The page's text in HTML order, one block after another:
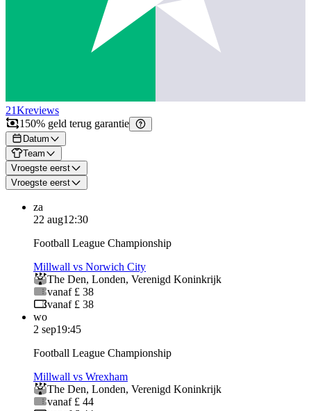
21Kreviews
150% geld terug garantie
Datum
Team
Vroegste eerst
Vroegste eerst
za
22 aug12:30
Football League Championship
Millwall vs Norwich City
The Den, Londen, Verenigd Koninkrijk
vanaf £ 38
vanaf £ 38
wo
2 sep19:45
Football League Championship
Millwall vs Wrexham
The Den, Londen, Verenigd Koninkrijk
vanaf £ 44